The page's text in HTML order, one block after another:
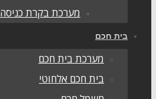
מערכת בקרת כניסה
בית חכם
מערכת בית חכם
בית חכם אלחוטי